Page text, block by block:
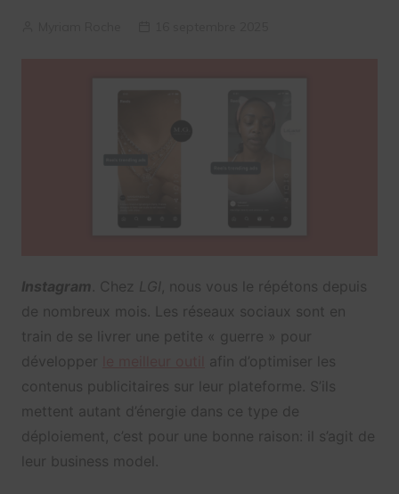
Instagram . Chez LGI, nous vous le répétons depuis
de nombreux mois. Les réseaux sociaux sont en
train de se livrer une petite « guerre » pour
développer
afin d’optimiser les
contenus publicitaires sur leur plateforme. S’ils
mettent autant d’énergie dans ce type de
déploiement, c’est pour une bonne raison: il s’agit de
leur business model.